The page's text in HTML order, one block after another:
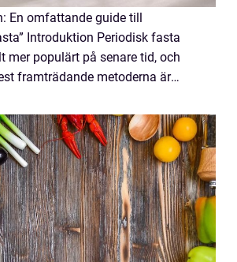
En omfattande guide till
Introduktion Periodisk fasta
mer populärt på senare tid, och
framträdande metoderna är
16 8-diet...